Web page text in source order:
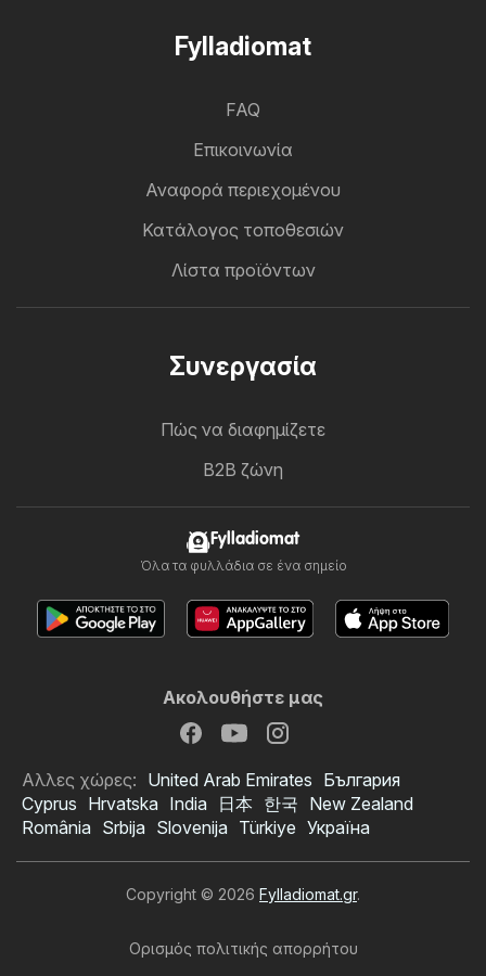
Fylladiomat
FAQ
Επικοινωνία
Αναφορά περιεχομένου
Κατάλογος τοποθεσιών
Λίστα προϊόντων
Συνεργασία
Πώς να διαφημίζετε
B2B ζώνη
Fylladiomat
Όλα τα φυλλάδια σε ένα σημείο
Ακολουθήστε μας
Αλλες χώρες: United Arab Emirates България
Cyprus Hrvatska India 日本 한국 New Zealand
România Srbija Slovenija Türkiye Україна
Copyright © 2026 Fylladiomat.gr.
Ορισμός πολιτικής απορρήτου